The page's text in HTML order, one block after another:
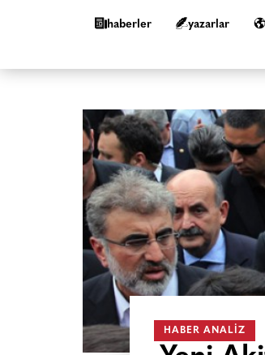
haberler yazarlar
HABER ANALIZ